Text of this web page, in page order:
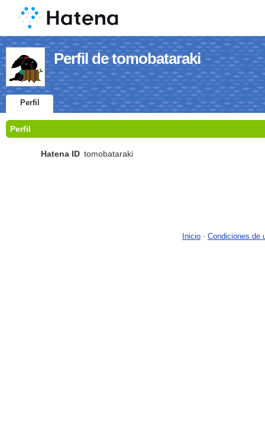
Perfil de tomobataraki
Perfil
Perfil
Hatena ID tomobataraki
Inicio - Condiciones de